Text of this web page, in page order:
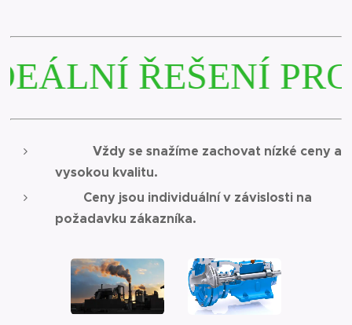
ŘEŠENÍ PRO
Vždy se snažíme zachovat nízké ceny a
vysokou kvalitu.
Ceny jsou individuální v závislosti na
požadavku zákazníka.